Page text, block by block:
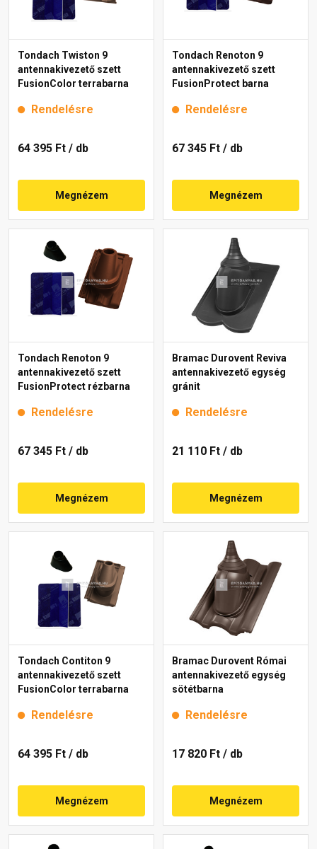
Tondach Twiston 9
antennakivezető szett
FusionColor terrabarna
Rendelésre
64 395 Ft / db
Megnézem
Tondach Renoton 9
antennakivezető szett
FusionProtect barna
Rendelésre
67 345 Ft / db
Megnézem
Tondach Renoton 9
antennakivezető szett
FusionProtect rézbarna
Rendelésre
67 345 Ft / db
Megnézem
Bramac Durovent Reviva
antennakivezető egység
gránit
Rendelésre
21 110 Ft / db
Megnézem
Tondach Contiton 9
antennakivezető szett
FusionColor terrabarna
Rendelésre
64 395 Ft / db
Megnézem
Bramac Durovent Római
antennakivezető egység
sötétbarna
Rendelésre
17 820 Ft / db
Megnézem